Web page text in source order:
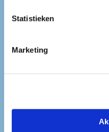
lezen in onze
Statistieken
Marketing
Gezondheid en